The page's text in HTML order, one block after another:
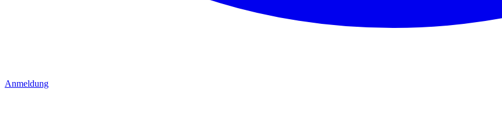
Anmeldung